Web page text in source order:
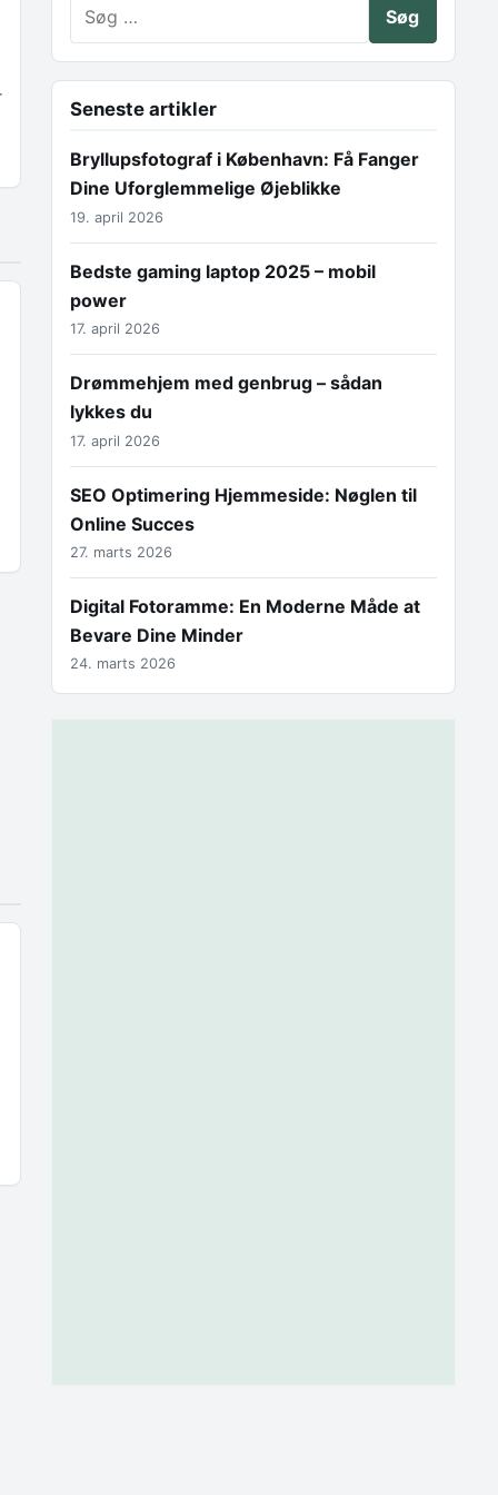
Seneste artikler
Bryllupsfotograf i København: Få Fanger
Dine Uforglemmelige Øjeblikke
19. april 2026
Bedste gaming laptop 2025 – mobil
power
17. april 2026
Drømmehjem med genbrug – sådan
lykkes du
17. april 2026
SEO Optimering Hjemmeside: Nøglen til
Online Succes
27. marts 2026
Digital Fotoramme: En Moderne Måde at
Bevare Dine Minder
24. marts 2026